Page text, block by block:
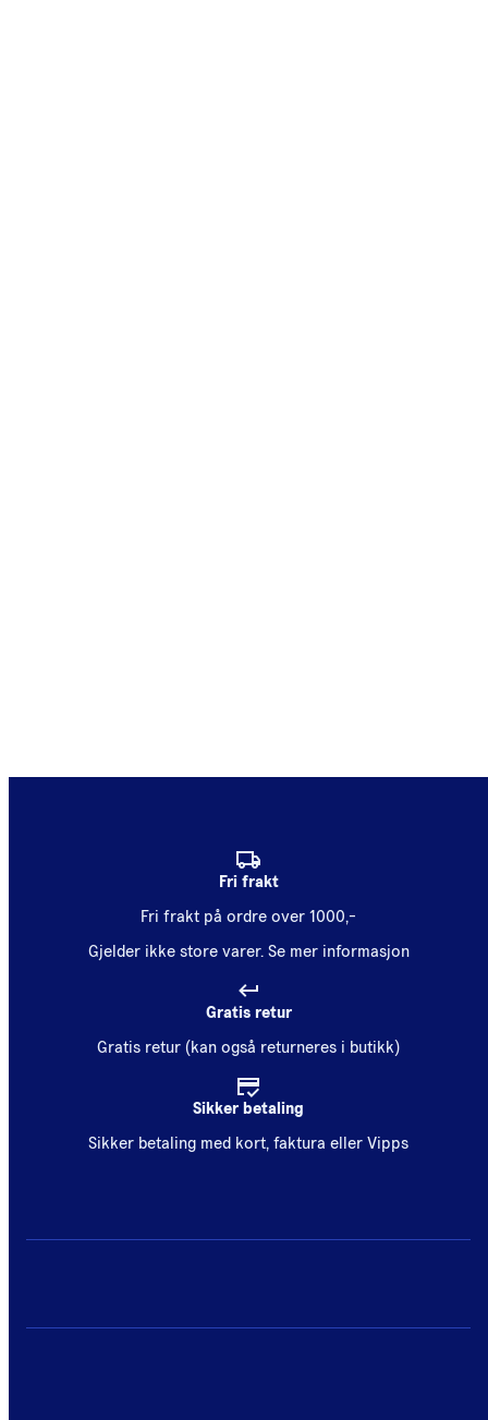
Fri frakt
Fri frakt på ordre over 1000,-
Gjelder ikke store varer. Se mer informasjon
Gratis retur
Gratis retur (kan også returneres i butikk)
Sikker betaling
Sikker betaling med kort, faktura eller Vipps